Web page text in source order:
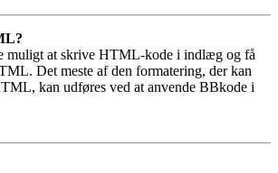
muligt at skrive HTML-kode i indlæg og få
Det meste af den formatering, der kan
kan udføres ved at anvende BBkode i